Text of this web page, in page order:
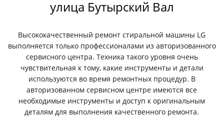
улица Бутырский Вал
Высококачественный ремонт стиральной машины LG
выполняется только профессионалами из авторизованного
сервисного центра. Техника такого уровня очень
чувствительная к тому, какие инструменты и детали
используются во время ремонтных процедур. В
авторизованном сервисном центре имеются все
необходимые инструменты и доступ к оригинальным
деталям для выполнения качественного ремонта.